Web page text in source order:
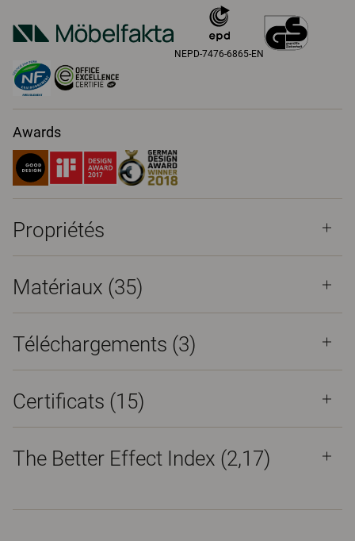
NEPD-7476-6865-EN
Awards
Propriétés
Matériaux (35)
Téléchargements (3)
Certificats (15)
The Better Effect Index (2,17)